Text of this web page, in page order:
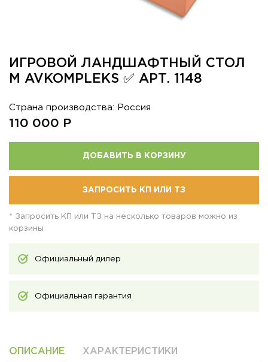
ИГРОВОЙ ЛАНДШАФТНЫЙ СТОЛ
M AVKOMPLEKS ✅ АРТ. 1148
Страна производства: Россия
110 000 Р
ДОБАВИТЬ В КОРЗИНУ
ЗАПРОСИТЬ КП ИЛИ ТЗ
* Запросить КП или ТЗ на несколько товаров можно из
корзины
Официальный дилер
Официальная гарантия
ОПИСАНИЕ ХАРАКТЕРИСТИКИ